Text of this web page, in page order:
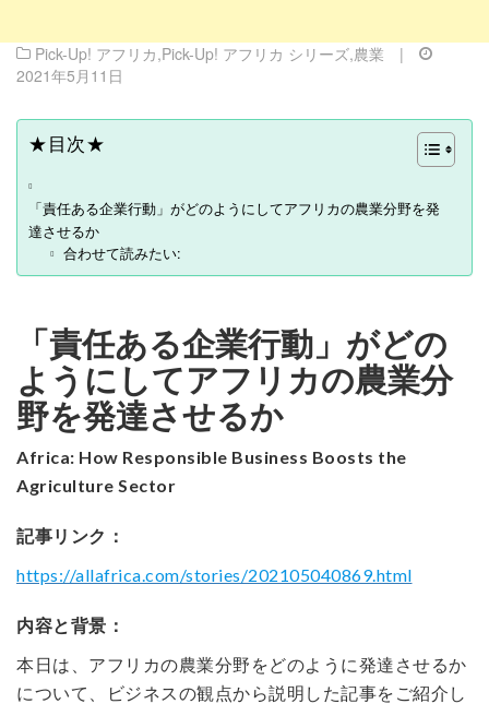
Pick-Up! アフリカ,Pick-Up! アフリカ シリーズ,農業
|
2021年5月11日
★目次★
「責任ある企業行動」がどのようにしてアフリカの農業分野を発
達させるか
合わせて読みたい:
「責任ある企業行動」がどの
ようにしてアフリカの農業分
野を発達させるか
Africa: How Responsible Business Boosts the
Agriculture Sector
記事リンク：
https://allafrica.com/stories/202105040869.html
内容と背景：
本日は、アフリカの農業分野をどのように発達させるか
について、ビジネスの観点から説明した記事をご紹介し